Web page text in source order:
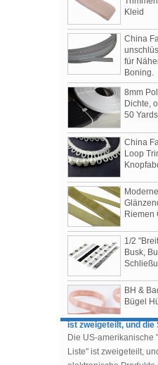
für
Boning.
8mm
Dichte,
50
Loop
Riemen
Busk,
Bügel
Mit
China-
Damenbekleidung
Shows
Die 3
1.Tomo Koizumi
2.Bottega Veneta
3.Prada
Die US-
ist zweigeteilt, und die
Die US-amerikanische
Liste" ist zweigeteilt,
elektronische
Kleidungsstücke wird